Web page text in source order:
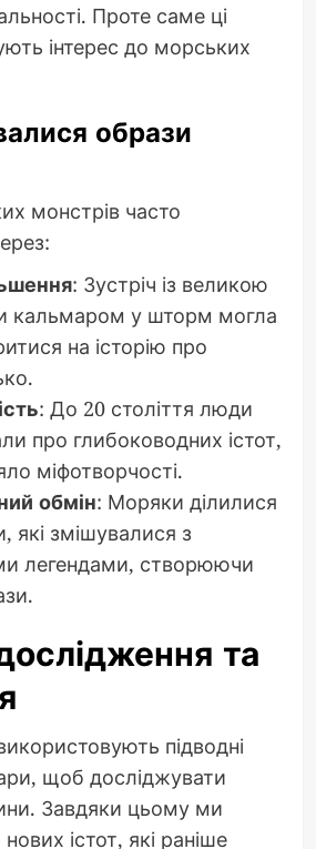
Проте саме ці
інтерес до морських
образи
монстрів часто
: Зустріч із великою
кальмаром у шторм могла
на історію про
: До 20 століття люди
про глибоководних істот,
міфотворчості.
обмін: Моряки ділилися
які змішувалися з
легендами, створюючи
та
підводні
щоб досліджувати
Завдяки цьому ми
істот, які раніше